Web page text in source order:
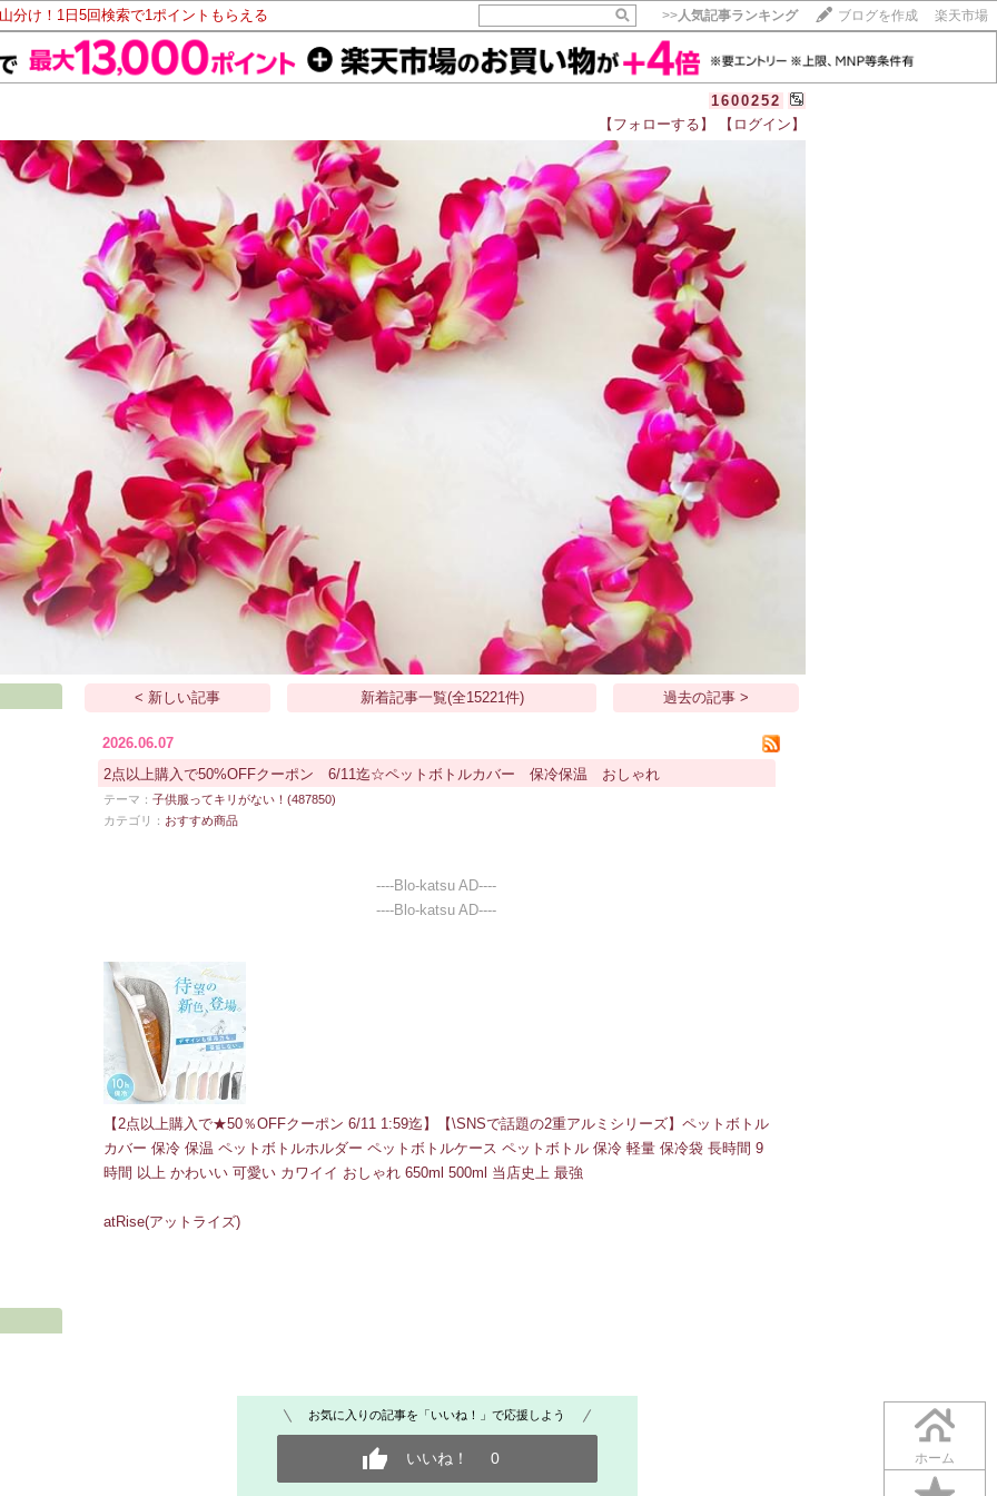
分け！1日5回検索で1ポイントもらえる >>人気記事ランキング ブログを作成 楽天市場
1600252
【フォローする】
【ログイン】
ホーム
< 新しい記事 新着記事一覧(全15221件) 過去の記事 >
2026.06.07
2点以上購入で50%OFFクーポン 6/11迄☆ペットボトルカバー 保冷保温 おしゃれ
テーマ：子供服ってキリがない！(487850)
カテゴリ： おすすめ商品
----Blo-katsu AD----
----Blo-katsu AD----
【2点以上購入で★50％OFFクーポン 6/11 1:59迄】【\SNSで話題の2重アルミシリーズ】ペットボトル
カバー 保冷 保温 ペットボトルホルダー ペットボトルケース ペットボトル 保冷 軽量 保冷袋 長時間 9
時間 以上 かわいい 可愛い カワイイ おしゃれ 650ml 500ml 当店史上 最強
atRise(アットライズ)
お気に入りの記事を「いいね！」で応援しよう
いいね！ 0